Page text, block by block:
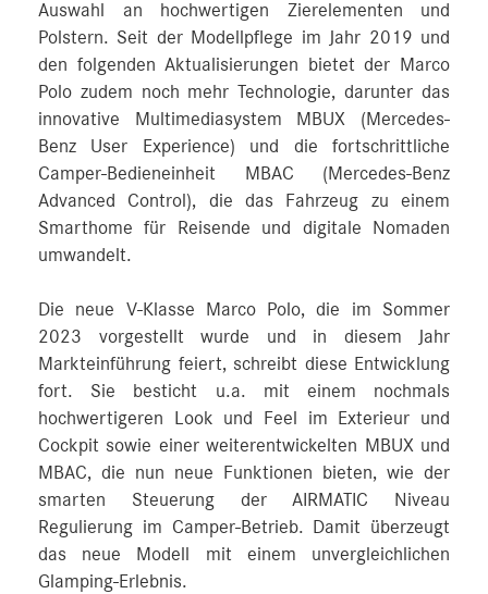
Auswahl an hochwertigen Zierelementen und
Polstern. Seit der Modellpflege im Jahr 2019 und
den folgenden Aktualisierungen bietet der Marco
Polo zudem noch mehr Technologie, darunter das
innovative Multimediasystem MBUX (Mercedes-
Benz User Experience) und die fortschrittliche
Camper-Bedieneinheit MBAC (Mercedes-Benz
Advanced Control), die das Fahrzeug zu einem
Smarthome für Reisende und digitale Nomaden
umwandelt.
Die neue V-Klasse Marco Polo, die im Sommer
2023 vorgestellt wurde und in diesem Jahr
Markteinführung feiert, schreibt diese Entwicklung
fort. Sie besticht u.a. mit einem nochmals
hochwertigeren Look und Feel im Exterieur und
Cockpit sowie einer weiterentwickelten MBUX und
MBAC, die nun neue Funktionen bieten, wie der
smarten Steuerung der AIRMATIC Niveau
Regulierung im Camper-Betrieb. Damit überzeugt
das neue Modell mit einem unvergleichlichen
Glamping-Erlebnis.